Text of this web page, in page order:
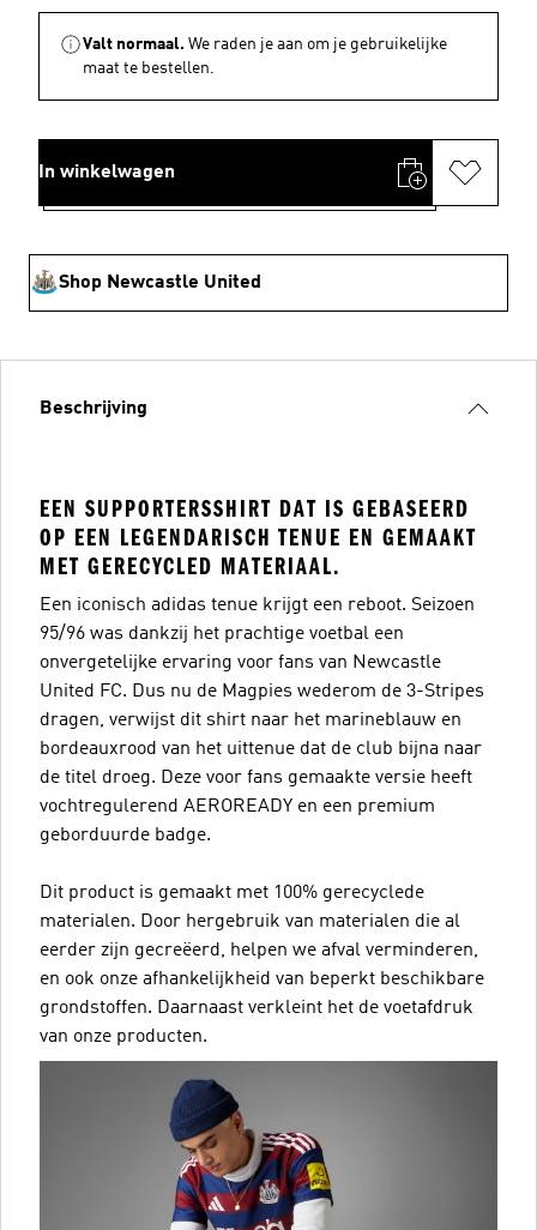
Valt normaal. We raden je aan om je gebruikelijke
maat te bestellen.
In winkelwagen
Shop Newcastle United
Beschrijving
EEN SUPPORTERSSHIRT DAT IS GEBASEERD
OP EEN LEGENDARISCH TENUE EN GEMAAKT
MET GERECYCLED MATERIAAL.
Een iconisch adidas tenue krijgt een reboot. Seizoen
95/96 was dankzij het prachtige voetbal een
onvergetelijke ervaring voor fans van Newcastle
United FC. Dus nu de Magpies wederom de 3-Stripes
dragen, verwijst dit shirt naar het marineblauw en
bordeauxrood van het uittenue dat de club bijna naar
de titel droeg. Deze voor fans gemaakte versie heeft
vochtregulerend AEROREADY en een premium
geborduurde badge.
Dit product is gemaakt met 100% gerecyclede
materialen. Door hergebruik van materialen die al
eerder zijn gecreëerd, helpen we afval verminderen,
en ook onze afhankelijkheid van beperkt beschikbare
grondstoffen. Daarnaast verkleint het de voetafdruk
van onze producten.